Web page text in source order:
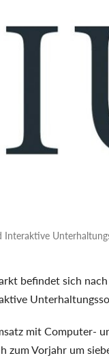
Interaktive
befindet sich
mit Computer-
zum Vorjahr um